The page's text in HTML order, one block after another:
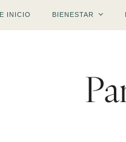
INICIO BIENESTAR